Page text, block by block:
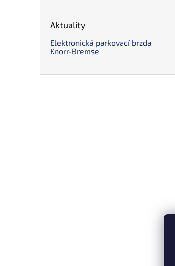
Aktuality
Elektronická parkovací brzda
Knorr-Bremse